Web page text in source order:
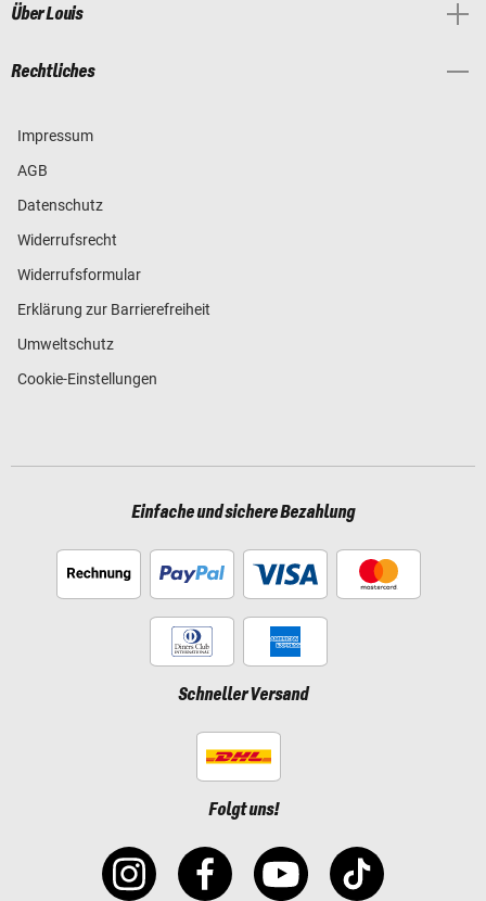
Über Louis
Rechtliches
Impressum
AGB
Datenschutz
Widerrufsrecht
Widerrufsformular
Erklärung zur Barrierefreiheit
Umweltschutz
Cookie-Einstellungen
Einfache und sichere Bezahlung
Schneller Versand
Folgt uns!